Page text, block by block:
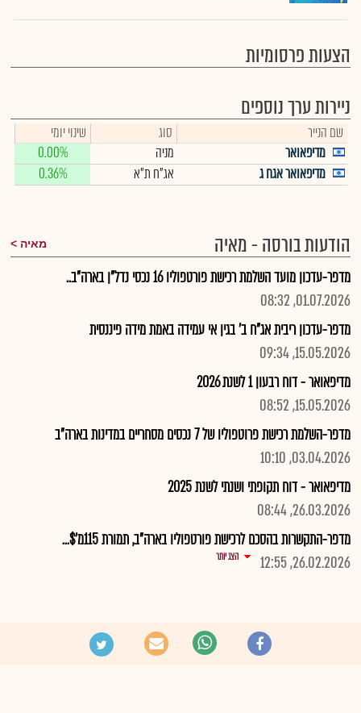
הצעות פרסומיות
ניירות ערך נוספים
שם הנייר סוג
שינוי יומי
מדיפאואר
מניה
0.00%
מדיפאואר אגח ג
אג"ח ת"א 0.36%
הודעות בורסה - מאיה מאיה
מדפר-עדכון מועד השלמת רכישת פורטפוליו 16 נכסי נדל"ן בארה"ב..
01.07.2026, 08:32
מדפר-עדכון ריבית אג"ח ב' בגין אי עמידה באמת מידה פיננסית
15.05.2026, 09:34
מדיפאואר - דוח רבעון 1 לשנת 2026
15.05.2026, 08:52
מדפר-השלמת רכישת פרוטפוליו של 7 נכסים מסחריים במדינות בארה"ב
03.04.2026, 10:10
מדיפאואר - דוח תקופתי ושנתי לשנת 2025
26.03.2026, 08:44
מדפר-התקשרות בהסכם לרכישת פורטפוליו בארה"ב, תמורת 115מ'$...
26.02.2026, 12:55
הצג יותר